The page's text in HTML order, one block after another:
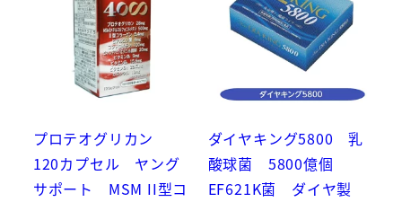
プロテオグリカン
120カプセル ヤング
サポート MSM II型コ
ダイヤキング5800 乳
酸球菌 5800億個
EF621K菌 ダイヤ製